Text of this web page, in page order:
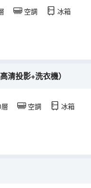
空調 冰箱
清投影+洗衣機）
空調 冰箱